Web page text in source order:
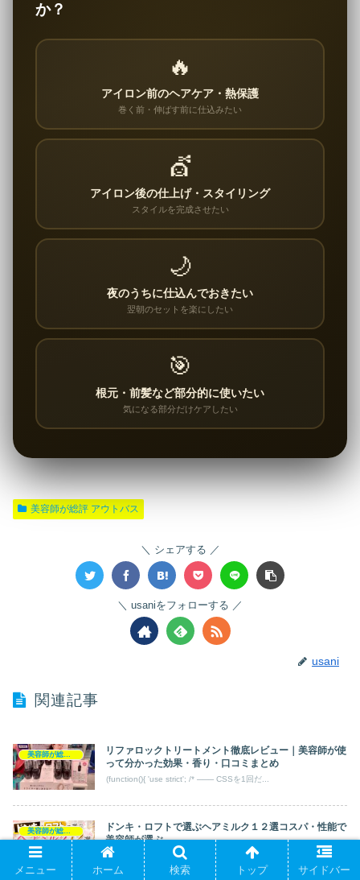
か？
🔥
アイロン前のヘアケア・熱保護
巻く前・伸ばす前に仕込みたい
💇
アイロン後の仕上げ・スタイリング
スタイルを完成させたい
🌙
夜のうちに仕込んでおきたい
翌朝のセットを楽にしたい
🎯
根元・前髪など部分的に使いたい
気になる部分だけケアしたい
美容師が総評 アウトバス
シェアする
usaniをフォローする
usani
関連記事
リファロックトリートメント徹底レビュー｜美容師が使
って分かった効果・香り・口コミまとめ
(function(){ 'use strict'; /* ─── CSSを1回だ...
ドンキ・ロフトで選ぶヘアミルク１２選コスパ・性能で
美容師が選ぶ
実際に手に取って毛束・自分の髪・スタッフの髪で試した感触をベ
ースに、ドンキ・ロフトで手に入るヘアミルク12本を「コスパ重
メニュー ホーム 検索 トップ サイドバー